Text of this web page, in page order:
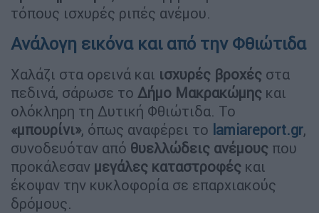
τόπους ισχυρές ριπές ανέμου.
Ανάλογη εικόνα και από την Φθιώτιδα
Χαλάζι στα ορεινά και ισχυρές βροχές στα
πεδινά, σάρωσε το Δήμο Μακρακώμης και
ολόκληρη τη Δυτική Φθιώτιδα. Το
«μπουρίνι», όπως αναφέρει το lamiareport.gr,
συνοδευόταν από θυελλώδεις ανέμους που
προκάλεσαν μεγάλες καταστροφές και
έκοψαν την κυκλοφορία σε επαρχιακούς
δρόμους.